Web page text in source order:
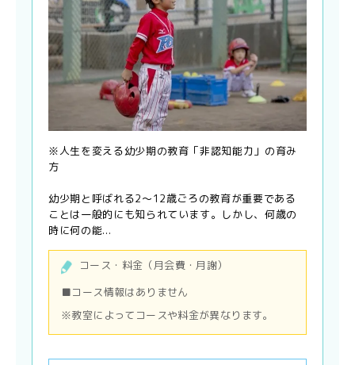
※人生を変える幼少期の教育「非認知能力」の育み
方
幼少期と呼ばれる2〜12歳ごろの教育が重要である
ことは一般的にも知られています。しかし、何歳の
時に何の能...
コース・料金（月会費・月謝）
■コース情報はありません
※教室によってコースや料金が異なります。